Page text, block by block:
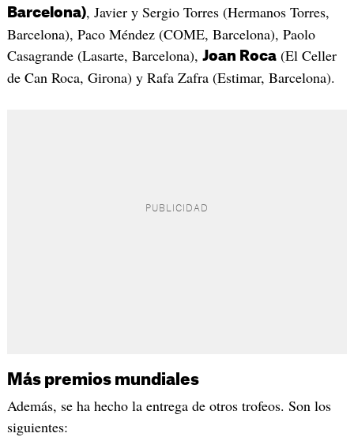
Barcelona), Javier y Sergio Torres (Hermanos Torres,
Barcelona), Paco Méndez (COME, Barcelona), Paolo
Casagrande (Lasarte, Barcelona), Joan Roca(El Celler
de Can Roca, Girona) y Rafa Zafra (Estimar, Barcelona).
Más premios mundiales
Además, se ha hecho la entrega de otros trofeos. Son los
siguientes: